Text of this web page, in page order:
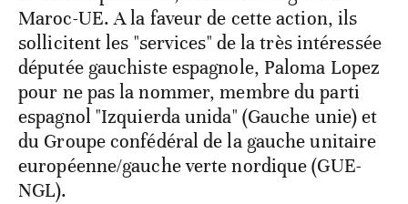
Maroc-UE. A la faveur de cette action, ils
sollicitent les "services" de la très intéressée
députée gauchiste espagnole, Paloma Lopez
pour ne pas la nommer, membre du parti
espagnol "Izquierda unida" (Gauche unie) et
du Groupe confédéral de la gauche unitaire
européenne/gauche verte nordique (GUE-
NGL).